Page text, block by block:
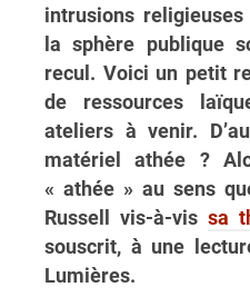
intrusions
la sphère publique
recul. Voici un petit
de ressources
ateliers à venir.
matériel athée ?
« athée » au sens
Russell vis-à-vis sa
souscrit, à une
Lumières.